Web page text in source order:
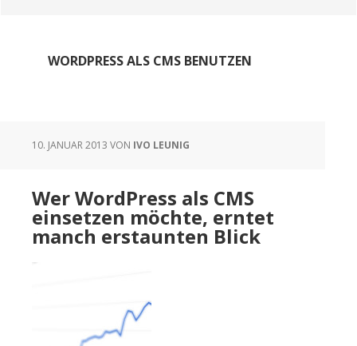
WORDPRESS ALS CMS BENUTZEN
10. JANUAR 2013 VON IVO LEUNIG
Wer WordPress als CMS
einsetzen möchte, erntet
manch erstaunten Blick